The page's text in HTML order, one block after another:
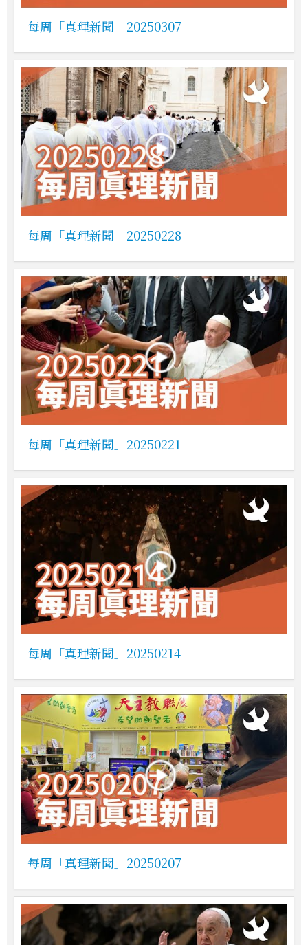
每周「真理新聞」20250307
每周「真理新聞」20250228
每周「真理新聞」20250221
每周「真理新聞」20250214
每周「真理新聞」20250207